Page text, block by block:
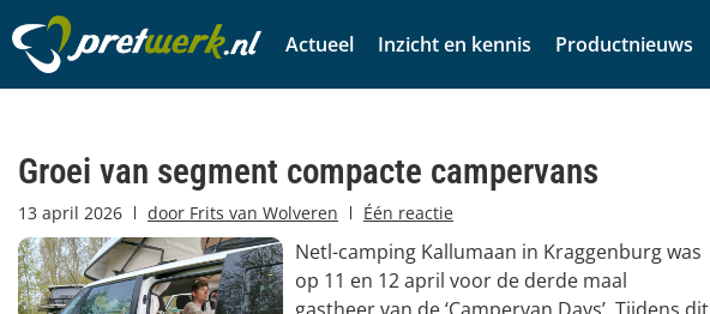
Actueel Inzicht en kennis Productnieuws
Groei van segment compacte campervans
13 april 2026 door Frits van Wolveren Één reactie
Netl-camping Kallumaan in Kraggenburg was
op 11 en 12 april voor de derde maal